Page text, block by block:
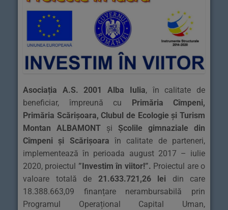
Asociația A.S. 2001 Alba Iulia, în calitate de
beneficiar, împreună cu
Primăria Cîmpeni,
Primăria Scărișoara, Clubul de Ecologie și Turism
Montan ALBAMONT și Școlile gimnaziale din
Cîmpeni și Scărișoara în calitate de parteneri,
implementează în perioada august 2017 – iulie
2020, proiectul ”Investim în viitor!”. Proiectul are o
valoare totală de 21.633.721,26 lei din care
18.388.663,09 finanțare nerambursabilă prin
Programul Operațional Capital Uman,